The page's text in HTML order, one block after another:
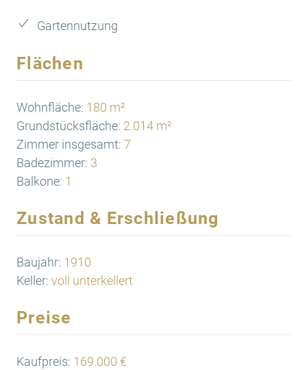
Gartennutzung
Flächen
Wohnfläche: 180 m²
Grundstücksfläche: 2.014 m²
Zimmer insgesamt: 7
Badezimmer: 3
Balkone: 1
Zustand & Erschließung
Baujahr: 1910
Keller: voll unterkellert
Preise
Kaufpreis: 169.000 €